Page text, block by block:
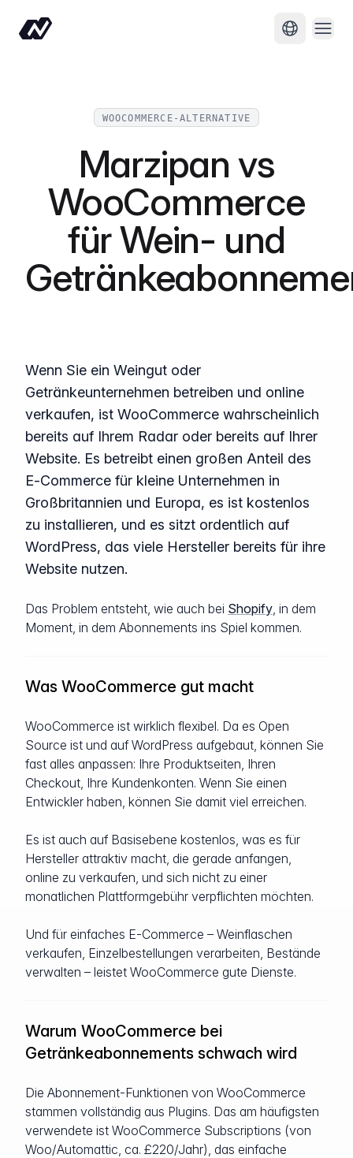
Sprache
WOOCOMMERCE-ALTERNATIVE
Marzipan vs
WooCommerce
für Wein- und
Wenn Sie ein Weingut oder
Getränkeunternehmen betreiben und online
verkaufen, ist WooCommerce wahrscheinlich
bereits auf Ihrem Radar oder bereits auf Ihrer
Website. Es betreibt einen großen Anteil des
E-Commerce für kleine Unternehmen in
Großbritannien und Europa, es ist kostenlos
zu installieren, und es sitzt ordentlich auf
WordPress, das viele Hersteller bereits für ihre
Website nutzen.
Das Problem entsteht, wie auch bei Shopify, in dem
Moment, in dem Abonnements ins Spiel kommen.
Was WooCommerce gut macht
WooCommerce ist wirklich flexibel. Da es Open
Source ist und auf WordPress aufgebaut, können Sie
fast alles anpassen: Ihre Produktseiten, Ihren
Checkout, Ihre Kundenkonten. Wenn Sie einen
Entwickler haben, können Sie damit viel erreichen.
Es ist auch auf Basisebene kostenlos, was es für
Hersteller attraktiv macht, die gerade anfangen,
online zu verkaufen, und sich nicht zu einer
monatlichen Plattformgebühr verpflichten möchten.
Und für einfaches E-Commerce – Weinflaschen
verkaufen, Einzelbestellungen verarbeiten, Bestände
verwalten – leistet WooCommerce gute Dienste.
Warum WooCommerce bei
Getränkeabonnements schwach wird
Die Abonnement-Funktionen von WooCommerce
stammen vollständig aus Plugins. Das am häufigsten
verwendete ist WooCommerce Subscriptions (von
Woo/Automattic, ca. £220/Jahr), das einfache